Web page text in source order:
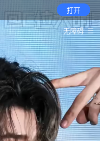
打开
无障碍